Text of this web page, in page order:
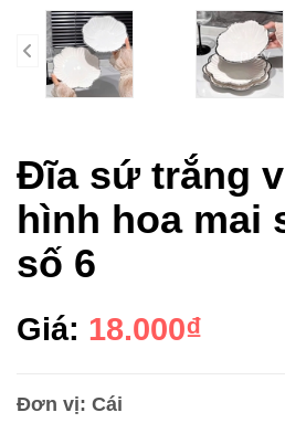
prev
Đĩa sứ trắng
hình hoa mai
số 6
Giá: 18.000₫
Đơn vị: Cái